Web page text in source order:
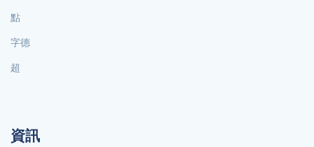
點
字德
超
資訊